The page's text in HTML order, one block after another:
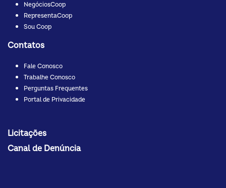
NegóciosCoop
RepresentaCoop
Sou Coop
Contatos
Fale Conosco
Trabalhe Conosco
Perguntas Frequentes
Portal de Privacidade
Licitações
Canal de Denúncia